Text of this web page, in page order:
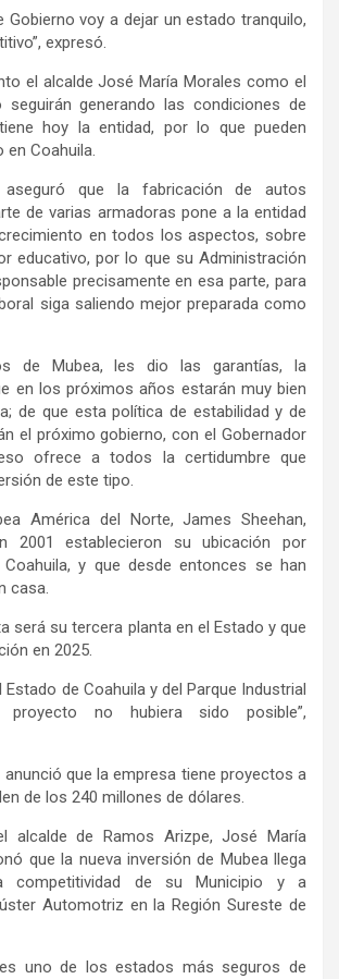
Gobierno voy a dejar un estado tranquilo,
expresó.
el alcalde José María Morales como el
seguirán generando las condiciones de
hoy la entidad, por lo que pueden
en Coahuila.
aseguró que la fabricación de autos
de varias armadoras pone a la entidad
en todos los aspectos, sobre
educativo, por lo que su Administración
precisamente en esa parte, para
siga saliendo mejor preparada como
de Mubea, les dio las garantías, la
en los próximos años estarán muy bien
de que esta política de estabilidad y de
el próximo gobierno, con el Gobernador
ofrece a todos la certidumbre que
de este tipo.
América del Norte, James Sheehan,
2001 establecieron su ubicación por
y que desde entonces se han
casa.
será su tercera planta en el Estado y que
en 2025.
Estado de Coahuila y del Parque Industrial
proyecto no hubiera sido posible”,
anunció que la empresa tiene proyectos a
de los 240 millones de dólares.
alcalde de Ramos Arizpe, José María
que la nueva inversión de Mubea llega
competitividad de su Municipio y a
Automotriz en la Región Sureste de
es uno de los estados más seguros de